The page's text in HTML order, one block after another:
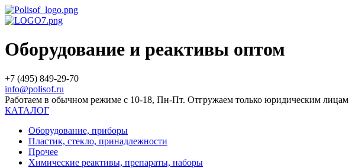
Оборудование и реактивы оптом
+7 (495) 849-29-70
info@polisof.ru
Работаем в обычном режиме с 10-18, Пн-Пт. Отгружаем только юридическим лицам
КАТАЛОГ
Оборудование, приборы
Пластик, стекло, принадлежности
Прочее
Химические реактивы, препараты, наборы